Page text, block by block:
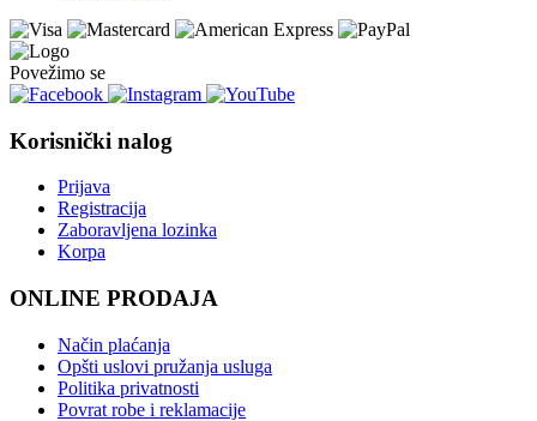
Povežimo se
Korisnički nalog
Prijava
Registracija
Zaboravljena lozinka
Korpa
ONLINE PRODAJA
Način plaćanja
Opšti uslovi pružanja usluga
Politika privatnosti
Povrat robe i reklamacije